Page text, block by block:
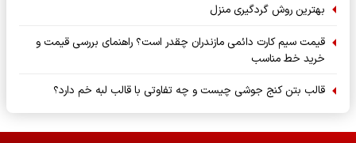
بهترین روش گردگیری منزل
قیمت سیم کارت دائمی مازندران چقدر است؟ راهنمای بررسی قیمت و
خرید خط مناسب
قالب بتن کنج جوشی چیست و چه تفاوتی با قالب لبه خم دارد؟